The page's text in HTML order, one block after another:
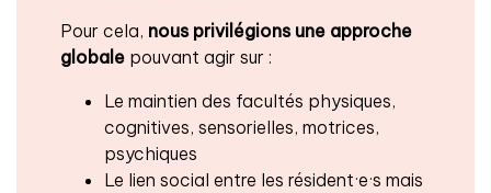
Pour cela, nous privilégions une approche
globale pouvant agir sur :
Le maintien des facultés physiques,
cognitives, sensorielles, motrices,
psychiques
Le lien social entre les résident·e·s mais